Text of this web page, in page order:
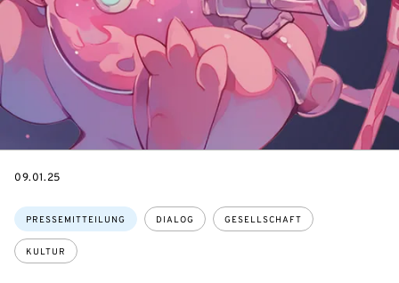
Themen:
PRESSEMITTEILUNG DIALOG GESELLSCHAFT
KULTUR
DATE
09.01.25